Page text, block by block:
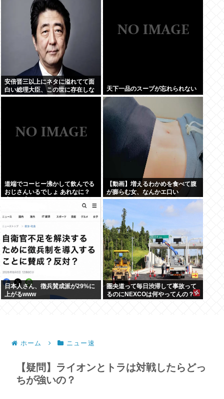
安倍晋三以上にネタに溢れてて面
白い総理大臣、この世に存在しな
い説www
天下一品のスープが忘れられない
道端でコーヒー沸かして飲んでる
おじさんいるでしょ あれなに？
【動画】増えるわかめを食べて腹
が膨らむ女、なんかエ口い
日本人さん、徴兵賛成派が29%に
上がるwww
圏央道って毎日渋滞して事故って
るのにNEXCOは何やってんの？
ホーム ニュー速
【疑問】ライオンとトラは対戦したらどっ
ちが強いの？